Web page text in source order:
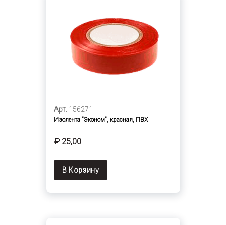
Арт. 156271
Изолента "Эконом", красная, ПВХ
₽ 25,00
В Корзину